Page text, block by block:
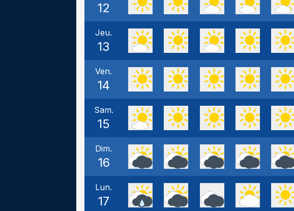
12
Jeu.
13
Ven.
14
Sam.
15
Dim.
16
Lun.
17